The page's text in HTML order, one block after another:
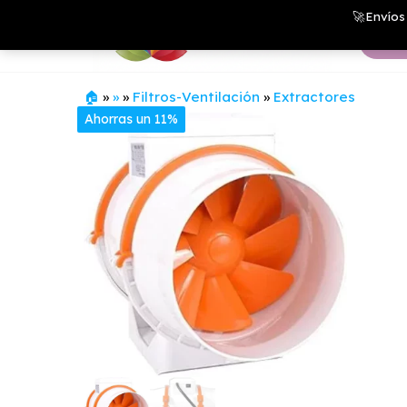
contenido
Growshop
& LED
🏠 » » » Filtros-Ventilación » Extractores
Ahorras un 11%